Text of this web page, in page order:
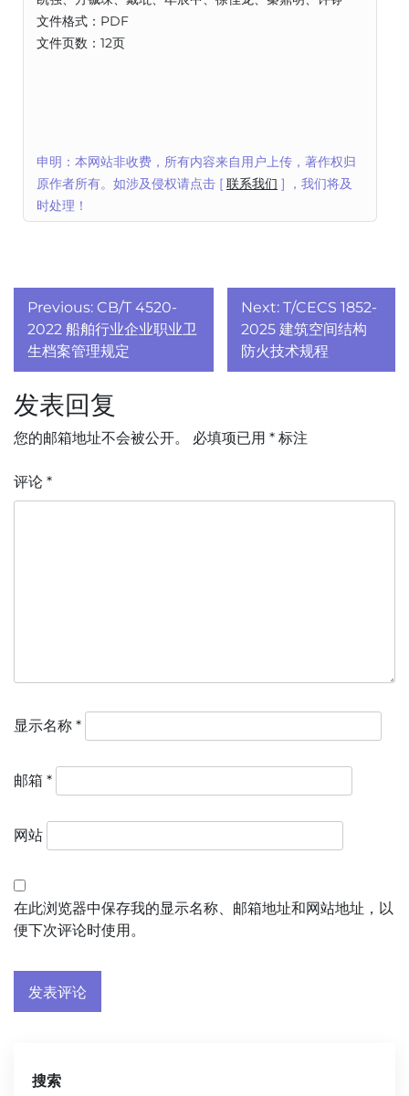
文件格式：PDF
文件页数：12页
申明：本网站非收费，所有内容来自用户上传，著作权归
原作者所有。如涉及侵权请点击 [ 联系我们 ] ，我们将及
时处理！
文
章
导
航
Previous: CB/T 4520-
2022 船舶行业企业职业卫
生档案管理规定
Next: T/CECS 1852-
2025 建筑空间结构
防火技术规程
发表回复
您的邮箱地址不会被公开。 必填项已用 * 标注
评论 *
显示名称 *
邮箱 *
网站
在此浏览器中保存我的显示名称、邮箱地址和网站地址，以
便下次评论时使用。
搜索